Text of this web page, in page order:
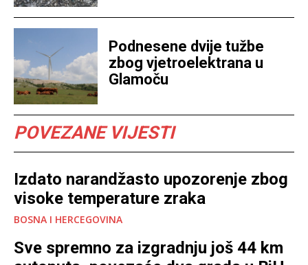
Podnesene dvije tužbe
zbog vjetroelektrana u
Glamoču
POVEZANE VIJESTI
Izdato narandžasto upozorenje zbog
visoke temperature zraka
BOSNA I HERCEGOVINA
Sve spremno za izgradnju još 44 km